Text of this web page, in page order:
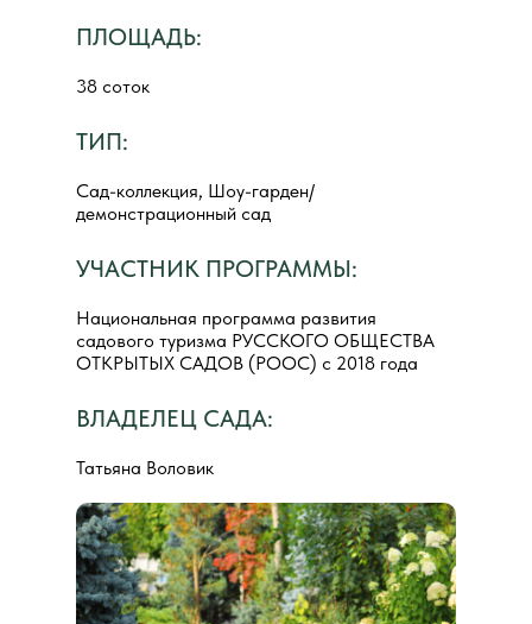
38 соток
Национальная программа развития
садового туризма РУССКОГО ОБЩЕСТВА
ОТКРЫТЫХ САДОВ (РООС) с 2018 года
ПЛОЩАДЬ:
ТИП:
УЧАСТНИК ПРОГРАММЫ:
Сад-коллекция, Шоу-гарден/
демонстрационный сад
ВЛАДЕЛЕЦ САДА:
Татьяна Воловик